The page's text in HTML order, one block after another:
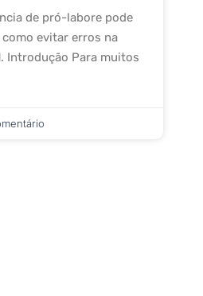
de pró-labore pode
evitar erros na
Introdução Para muitos